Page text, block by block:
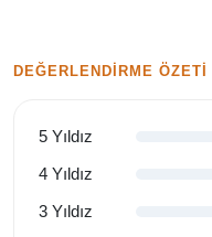
DEĞERLENDIRME ÖZETI
5 Yıldız
4 Yıldız
3 Yıldız